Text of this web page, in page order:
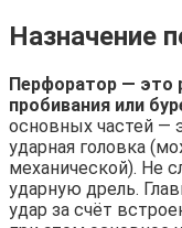
Назначение
Перфоратор — это
пробивания или
основных частей —
ударная головка
механической). Не
ударную дрель.
удар за счёт